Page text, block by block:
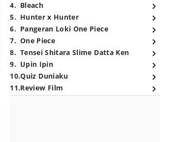
4. Bleach
5. Hunter x Hunter
6. Pangeran Loki One Piece
7. One Piece
8. Tensei Shitara Slime Datta Ken
9. Upin Ipin
10.Quiz Duniaku
11.Review Film